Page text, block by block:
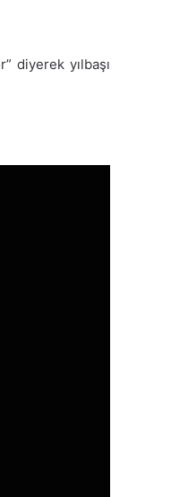
diyerek yılbaşı